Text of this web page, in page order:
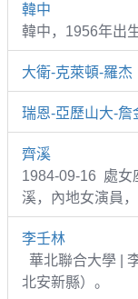
韓中
韓中，1956年出
大衛-克萊頓-羅杰
瑞恩-亞歷山大-詹
齊溪
1984-09-16 處女
溪，內地女演員
李壬林
華北聯合大學 |
北安新縣）。